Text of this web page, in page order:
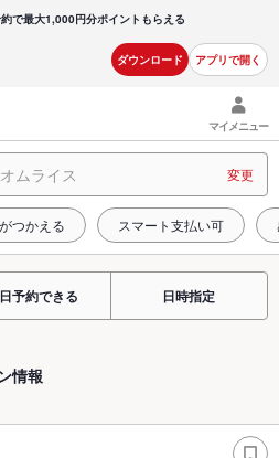
で最大1,000円分ポイントもらえる
ダウンロード アプリで開く
マイメニュー
ムライス 変更
つかえる スマート支払い可
予約できる 日時指定
情報